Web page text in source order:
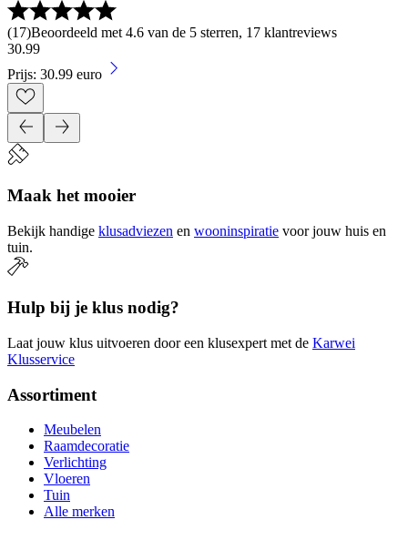
(17)Beoordeeld met 4.6 van de 5 sterren, 17 klantreviews
30.99
Prijs: 30.99 euro
Maak het mooier
Bekijk handige klusadviezen en wooninspiratie voor jouw huis en
tuin.
Hulp bij je klus nodig?
Laat jouw klus uitvoeren door een klusexpert met de Karwei
Klusservice
Assortiment
Meubelen
Raamdecoratie
Verlichting
Vloeren
Tuin
Alle merken